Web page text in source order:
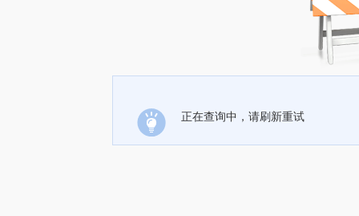
正在查询中，请刷新重试